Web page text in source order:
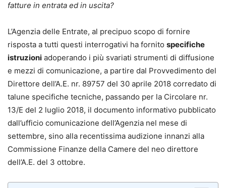
fatture in entrata ed in uscita?
L’Agenzia delle Entrate, al precipuo scopo di fornire
risposta a tutti questi interrogativi ha fornito specifiche
istruzioni adoperando i più svariati strumenti di diffusione
e mezzi di comunicazione, a partire dal Provvedimento del
Direttore dell’A.E. nr. 89757 del 30 aprile 2018 corredato di
talune specifiche tecniche, passando per la Circolare nr.
13/E del 2 luglio 2018, il documento informativo pubblicato
dall’ufficio comunicazione dell’Agenzia nel mese di
settembre, sino alla recentissima audizione innanzi alla
Commissione Finanze della Camere del neo direttore
dell’A.E. del 3 ottobre.